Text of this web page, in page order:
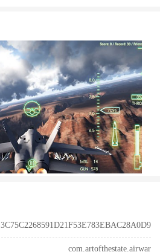
3C75C2268591D21F53E783EBAC28A0D9
com.artofthestate.airwar